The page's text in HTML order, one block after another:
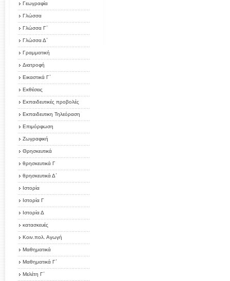
Γεωγραφία
Γλώσσα
Γλώσσα Γ΄
Γλώσσα Δ΄
Γραμματική
Διατροφή
Εικαστικά Γ΄
Εκθέσεις
Εκπαιδευτικές προβολές
Εκπαιδευτικη Τηλεόραση
Επιμόρφωση
Ζωγραφική
Θρησκευτικά
θρησκευτικά Γ
θρησκευτικά Δ΄
Ιστορία
Ιστορία Γ
Ιστορία Δ
κατασκευές
Κοιν.πολ. Αγωγή
Μαθηματικά
Μαθηματικά Γ΄
Μελέτη Γ΄